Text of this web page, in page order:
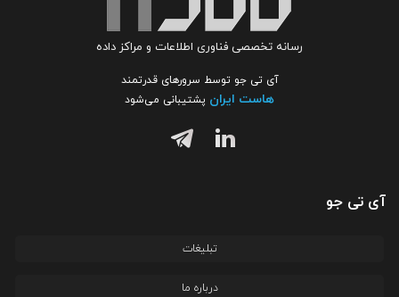
رسانه تخصصی فناوری اطلاعات و مراکز داده
آی تی جو توسط سرورهای قدرتمند
هاست ایران پشتیبانی می‌شود
آی تی جو
تبلیغات
درباره ما